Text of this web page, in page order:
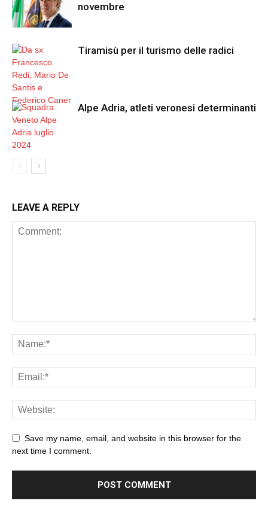
novembre
Tiramisù per il turismo delle radici
Alpe Adria, atleti veronesi determinanti
LEAVE A REPLY
Save my name, email, and website in this browser for the
next time I comment.